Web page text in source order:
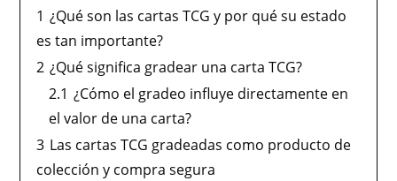
1 ¿Qué son las cartas TCG y por qué su estado
es tan importante?
2 ¿Qué significa gradear una carta TCG?
2.1 ¿Cómo el gradeo influye directamente en
el valor de una carta?
3 Las cartas TCG gradeadas como producto de
colección y compra segura